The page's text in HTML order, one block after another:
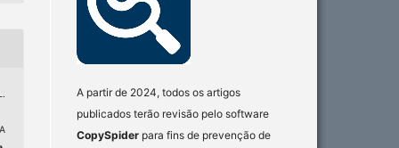
A partir de 2024, todos os artigos
publicados terão revisão pelo software
CopySpider para fins de prevenção de